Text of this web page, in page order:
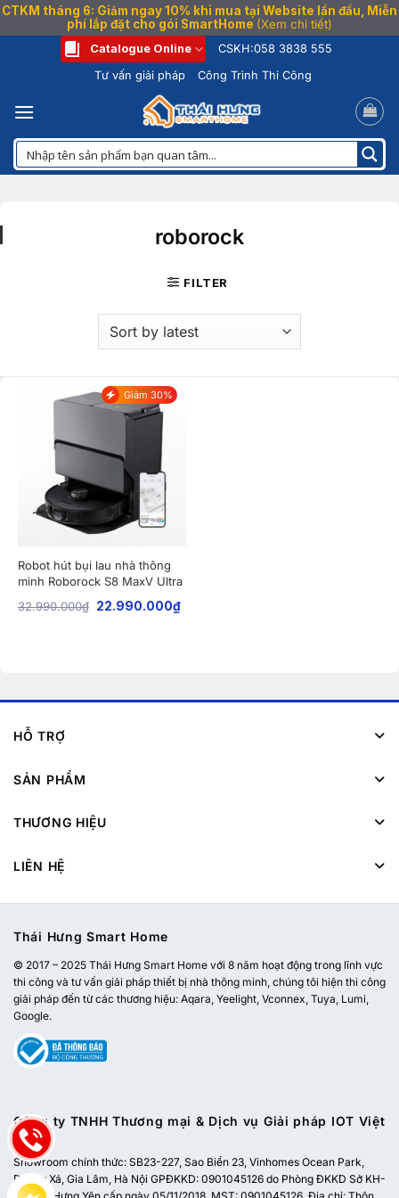
CTKM tháng 6: Giảm ngay 10% khi mua tại Website lần đầu, Miễn
phí lắp đặt cho gói SmartHome (Xem chi tiết)
dung
Catalogue Online CSKH:058 3838 555
Tư vấn giải pháp
Công Trình Thi Công
roborock
FILTER
Giảm 30%
Robot hút bụi lau nhà thông
minh Roborock S8 MaxV Ultra
32.990.000₫ 22.990.000₫
HỖ TRỢ
SẢN PHẨM
THƯƠNG HIỆU
LIÊN HỆ
Thái Hưng Smart Home
© 2017 – 2025 Thái Hưng Smart Home với 8 năm hoạt động trong lĩnh vực
thi công và tư vấn giải pháp thiết bị nhà thông minh, chúng tôi hiện thi công
giải pháp đến từ các thương hiệu: Aqara, Yeelight, Vconnex, Tuya, Lumi,
Google.
Công ty TNHH Thương mại & Dịch vụ Giải pháp IOT Việt
Nam
Showroom chính thức: SB23-227, Sao Biển 23, Vinhomes Ocean Park,
Dương Xá, Gia Lâm, Hà Nội GPĐKKD: 0901045126 do Phòng ĐKKD Sở KH-